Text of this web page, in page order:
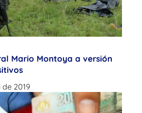
Mario Montoya a versión
2019